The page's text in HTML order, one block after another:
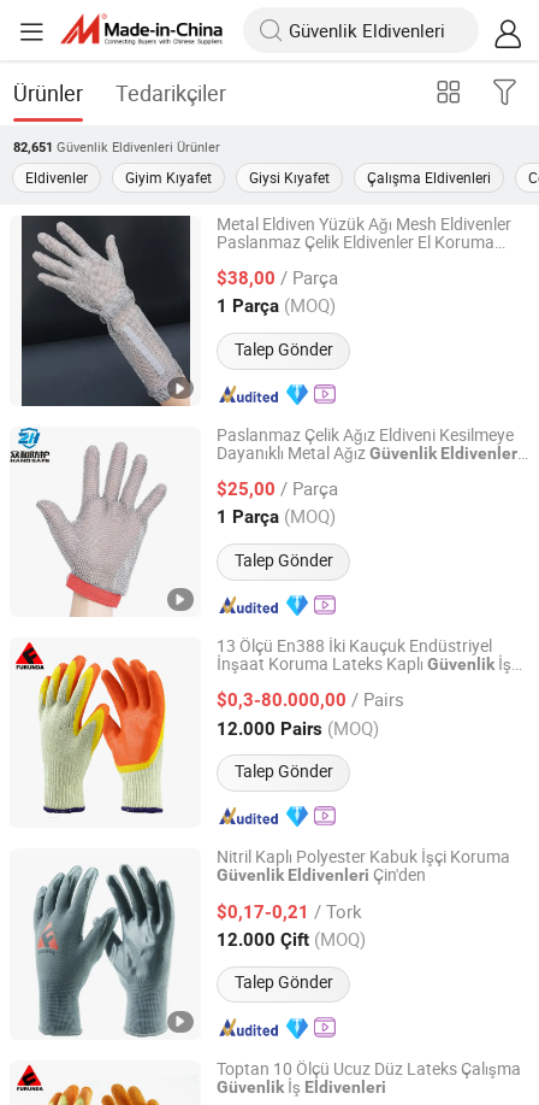
Ürünler Tedarikçiler
82,651 Güvenlik Eldivenleri Ürünler
Eldivenler Giyim Kıyafet Giysi Kıyafet Çalışma Eldivenleri
Metal Eldiven Yüzük Ağı Mesh Eldivenler
Paslanmaz Çelik Eldivenler El Koruma
Eldiven 15 Cm Kanca Manşet ile
$38,00 / Parça
1 Parça (MOQ)
Talep Gönder
Anping Zhonghe Filter Co., Ltd.
Hebei, China Fiyat 2026
Paslanmaz Çelik Ağız Eldiveni Kesilmeye
Dayanıklı Metal AğızGüvenlik Eldivenleri ,
Üretici Zincir Mektup Koruyucu Kesilmeye
Karşı Eldiven
$25,00 / Parça
1 Parça (MOQ)
Talep Gönder
Anping Zhonghe Filter Co., Ltd.
Hebei, China Fiyat 2026
13 Ölçü En388 İki Kauçuk Endüstriyel
İnşaat Koruma Lateks Kaplı Güvenlikİş
$0,3-80.000,00 / Pairs
12.000 Pairs (MOQ)
Talep Gönder
LINYI ZHANDA SAFETY PROTECTIVE PRODUCT CO., LTD.
Shandong, China Fiyat 2020
Nitril Kaplı Polyester Kabuk İşçi Koruma
Güvenlik Eldivenleri Çin'den
$0,17-0,21 / Tork
12.000 Çift (MOQ)
Talep Gönder
LINYI ZHANDA SAFETY PROTECTIVE PRODUCT CO., LTD.
Shandong, China Fiyat 2020
Toptan 10 Ölçü Ucuz Düz Lateks Çalışma
Güvenlik İş Eldivenleri
LINYI ZHANDA SAFETY PROTECTIVE PRODUCT CO., LTD.